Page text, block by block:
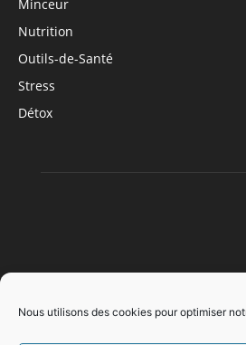
Nous utilisons des cookies pour optimiser
Minceur
Nutrition
Outils-de-Santé
Stress
Détox